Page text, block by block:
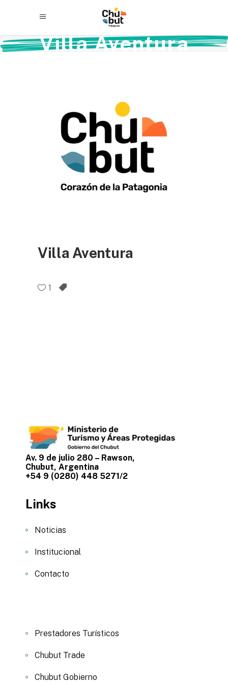
Villa Aventura
Villa Aventura
1
Av. 9 de julio 280 – Rawson,
Chubut, Argentina
+54 9 (0280) 448 5271/2
Links
Noticias
Institucional
Contacto
Prestadores Turísticos
Chubut Trade
Chubut Gobierno